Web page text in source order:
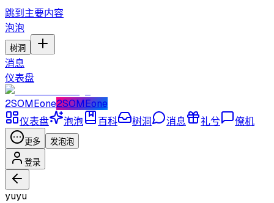
跳到主要内容
泡泡
树洞
消息
仪表盘
2SOMEone2SOMEone
仪表盘
泡泡 百科 树洞 消息 礼兮 僚机
更多 发泡泡
登录
yuyu